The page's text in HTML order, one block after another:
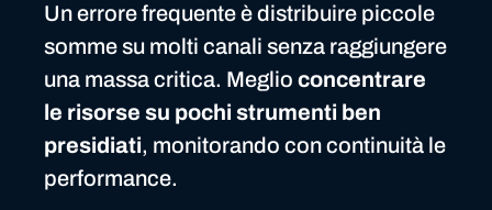
Un errore frequente è distribuire piccole
somme su molti canali senza raggiungere
una massa critica. Meglio concentrare
le risorse su pochi strumenti ben
presidiati, monitorando con continuità le
performance.